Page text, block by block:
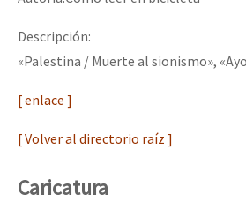
Descripción:
«Palestina / Muerte al sionismo»,
[ enlace ]
[ Volver al directorio raíz ]
Caricatura